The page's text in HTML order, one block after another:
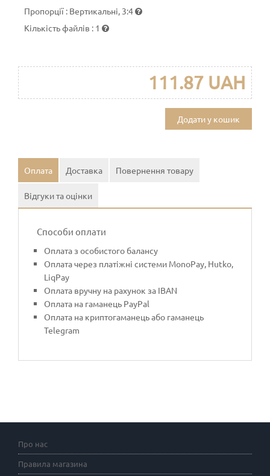
Пропорції : Вертикальні, 3:4
Кількість файлів : 1
111.87 UAH
Додати у кошик
Оплата Доставка Повернення товару
Відгуки та оцінки
Способи оплати
Оплата з особистого балансу
Оплата через платіжні системи MonoPay, Hutko,
LiqPay
Оплата вручну на рахунок за IBAN
Оплата на гаманець PayPal
Оплата на криптогаманець або гаманець
Telegram
Про нас
Правила магазина